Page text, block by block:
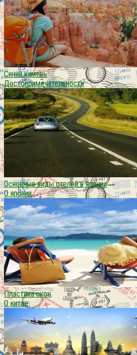
Синий камень
Достопримечательности
Основные виды отелей в японии
О японии
Пластика окон
О китае